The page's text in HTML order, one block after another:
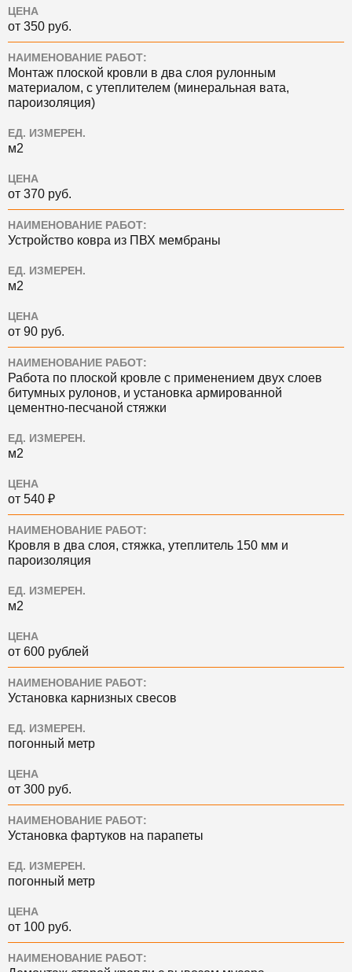
ЦЕНА
от 350 руб.
НАИМЕНОВАНИЕ РАБОТ:
Монтаж плоской кровли в два слоя рулонным
материалом, с утеплителем (минеральная вата,
пароизоляция)
ЕД. ИЗМЕРЕН.
м2
ЦЕНА
от 370 руб.
НАИМЕНОВАНИЕ РАБОТ:
Устройство ковра из ПВХ мембраны
ЕД. ИЗМЕРЕН.
м2
ЦЕНА
от 90 руб.
НАИМЕНОВАНИЕ РАБОТ:
Работа по плоской кровле с применением двух слоев
битумных рулонов, и установка армированной
цементно-песчаной стяжки
ЕД. ИЗМЕРЕН.
м2
ЦЕНА
от 540 ₽
НАИМЕНОВАНИЕ РАБОТ:
Кровля в два слоя, стяжка, утеплитель 150 мм и
пароизоляция
ЕД. ИЗМЕРЕН.
м2
ЦЕНА
от 600 рублей
НАИМЕНОВАНИЕ РАБОТ:
Установка карнизных свесов
ЕД. ИЗМЕРЕН.
погонный метр
ЦЕНА
от 300 руб.
НАИМЕНОВАНИЕ РАБОТ:
Установка фартуков на парапеты
ЕД. ИЗМЕРЕН.
погонный метр
ЦЕНА
от 100 руб.
НАИМЕНОВАНИЕ РАБОТ: